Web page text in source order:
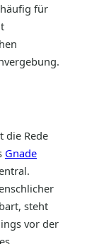
für
die Rede
Gnade
steht
vor der